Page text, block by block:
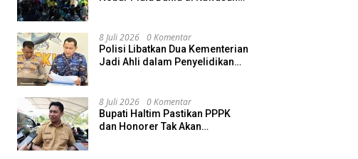
8 Juli 2026 0 Komentar
Polisi Libatkan Dua Kementerian
Jadi Ahli dalam Penyelidikan
8 Juli 2026 0 Komentar
Bupati Haltim Pastikan PPPK
dan Honorer Tak Akan